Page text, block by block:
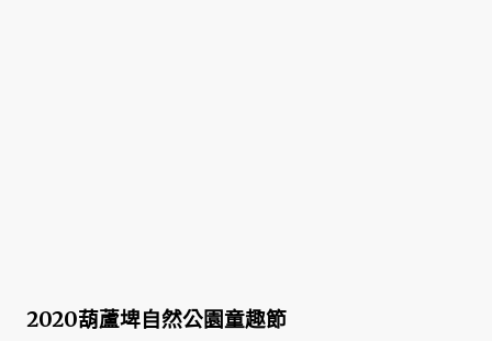
2020葫蘆埤自然公園童趣節